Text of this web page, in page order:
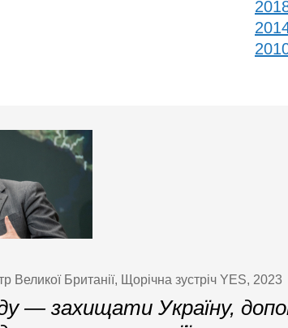
Великої Британії, Щорічна зустріч YES, 2023
— захищати Україну,